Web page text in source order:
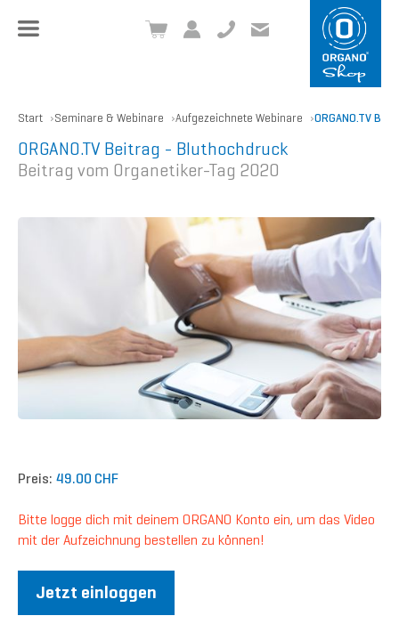
+49 8504 957999-0
ano.ch
Start Seminare & Webinare Aufgezeichnete Webinare ORGANO.TV
ORGANO.TV Beitrag - Bluthochdruck
Beitrag vom Organetiker-Tag 2020
Preis: 49.00 CHF
Bitte logge dich mit deinem ORGANO Konto ein, um das Video
mit der Aufzeichnung bestellen zu können!
Jetzt einloggen